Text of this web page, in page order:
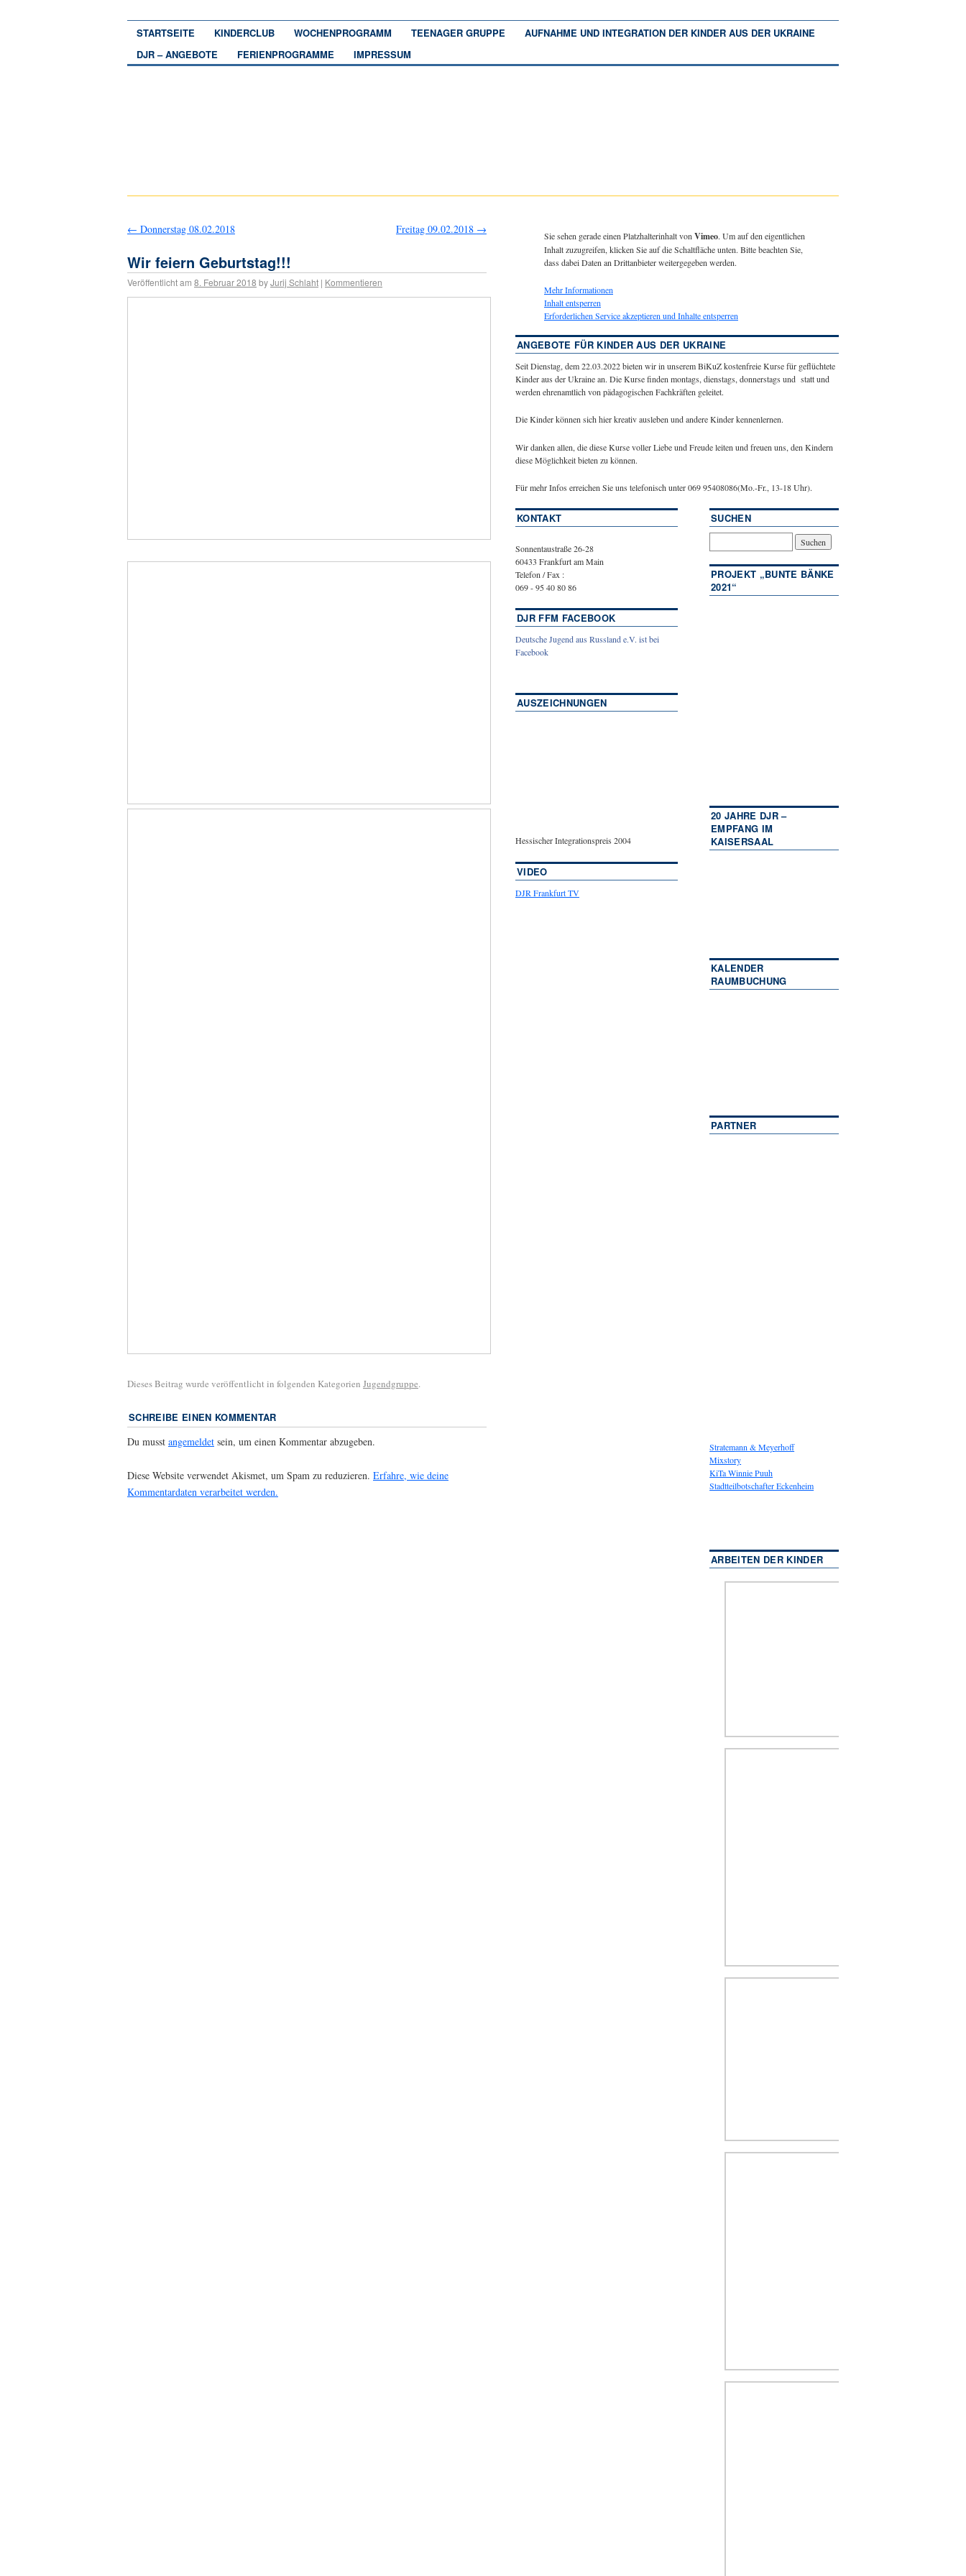
STARTSEITE KINDERCLUB WOCHENPROGRAMM TEENAGER GRUPPE
AUFNAHME UND INTEGRATION DER KINDER AUS DER UKRAINE
DJR – ANGEBOTE
FERIENPROGRAMME IMPRESSUM
← Donnerstag 08.02.2018 Freitag 09.02.2018 →
Wir feiern Geburtstag!!!
Veröffentlicht am 8. Februar 2018 byJurij Schlaht | Kommentieren
Dieses Beitrag wurde veröffentlicht in folgenden Kategorien Jugendgruppe.
SCHREIBE EINEN KOMMENTAR
Du musst angemeldet sein, um einen Kommentar abzugeben.
Diese Website verwendet Akismet, um Spam zu reduzieren. Erfahre, wie deine
Kommentardaten verarbeitet werden.
Sie sehen gerade einen Platzhalterinhalt von Vimeo. Um auf den eigentlichen
Inhalt zuzugreifen, klicken Sie auf die Schaltfläche unten. Bitte beachten Sie,
dass dabei Daten an Drittanbieter weitergegeben werden.
Mehr Informationen
Inhalt entsperren
Erforderlichen Service akzeptieren und Inhalte entsperren
ANGEBOTE FÜR KINDER AUS DER UKRAINE
Seit Dienstag, dem 22.03.2022 bieten wir in unserem BiKuZ kostenfreie Kurse für geflüchtete
Kinder aus der Ukraine an. Die Kurse finden montags, dienstags, donnerstags und statt und
werden ehrenamtlich von pädagogischen Fachkräften geleitet.
Die Kinder können sich hier kreativ ausleben und andere Kinder kennenlernen.
Wir danken allen, die diese Kurse voller Liebe und Freude leiten und freuen uns, den Kindern
diese Möglichkeit bieten zu können.
Für mehr Infos erreichen Sie uns telefonisch unter 069 95408086(Mo.-Fr., 13-18 Uhr).
KONTAKT
Sonnentaustraße 26-28
60433 Frankfurt am Main
Telefon / Fax :
069 - 95 40 80 86
DJR FFM FACEBOOK
Deutsche Jugend aus Russland e.V. ist bei
Facebook
AUSZEICHNUNGEN
Hessischer Integrationspreis 2004
VIDEO
DJR Frankfurt TV
SUCHEN
PROJEKT „BUNTE BÄNKE
2021“
20 JAHRE DJR –
EMPFANG IM
KAISERSAAL
KALENDER
RAUMBUCHUNG
PARTNER
Stratemann & Meyerhoff
Mixstory
KiTa Winnie Puuh
Stadtteilbotschafter Eckenheim
ARBEITEN DER KINDER